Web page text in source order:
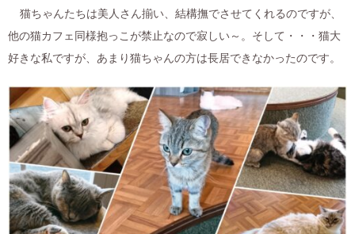
猫ちゃんたちは美人さん揃い、結構撫でさせてくれるのですが、
他の猫カフェ同様抱っこが禁止なので寂しい～。そして・・・猫大
好きな私ですが、あまり猫ちゃんの方は長居できなかったのです。